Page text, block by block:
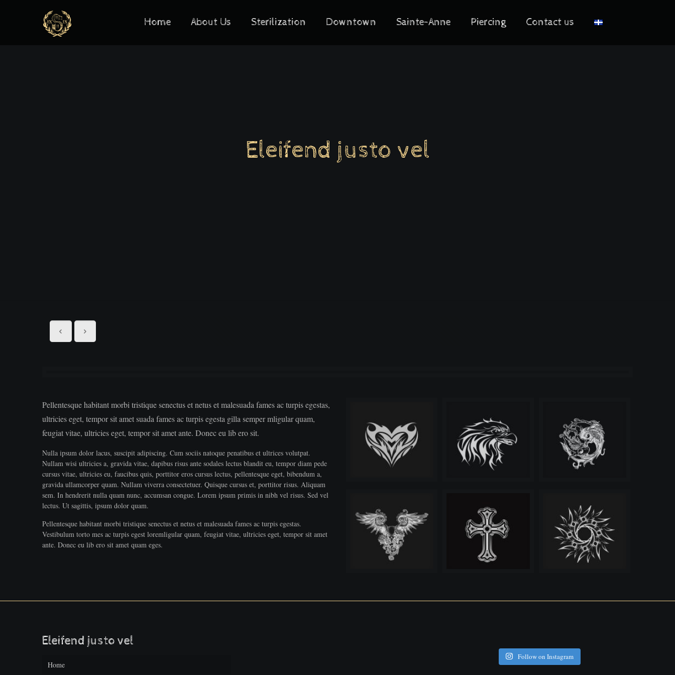
Home About Us Sterilization Downtown Sainte-Anne Piercing Contact us
Eleifend justo vel
Pellentesque habitant morbi tristique senectus et netus et malesuada fames ac turpis egestas,
ultricies eget, tempor sit amet suada fames ac turpis egesta gilla semper mligular quam,
feugiat vitae, ultricies eget, tempor sit amet ante. Donec eu lib ero sit.
Nulla ipsum dolor lacus, suscipit adipiscing. Cum sociis natoque penatibus et ultrices volutpat.
Nullam wisi ultricies a, gravida vitae, dapibus risus ante sodales lectus blandit eu, tempor diam pede
cursus vitae, ultricies eu, faucibus quis, porttitor eros cursus lectus, pellentesque eget, bibendum a,
gravida ullamcorper quam. Nullam viverra consectetuer. Quisque cursus et, porttitor risus. Aliquam
sem. In hendrerit nulla quam nunc, accumsan congue. Lorem ipsum primis in nibh vel risus. Sed vel
lectus. Ut sagittis, ipsum dolor quam.
Pellentesque habitant morbi tristique senectus et netus et malesuada fames ac turpis egestas.
Vestibulum torto mes ac turpis egest loremligular quam, feugiat vitae, ultricies eget, tempor sit amet
ante. Donec eu lib ero sit amet quam eges.
Eleifend justo vel
Home
Follow on Instagram